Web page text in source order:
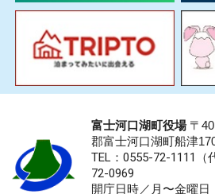
富士河口湖町役場〒
郡富士河口湖町船津
TEL：0555-72-1111
72-0969
開庁日時／月〜金曜